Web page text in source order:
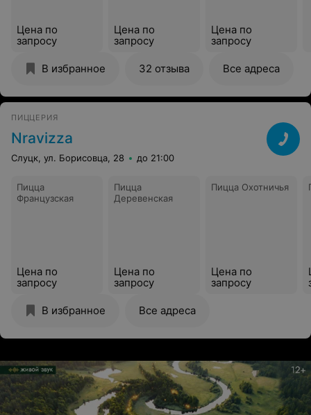
Цена по
запросу
Цена по
запросу
Цена по
запросу
В избранное 32 отзыва Все адреса
ПИЦЦЕРИЯ
Nravizza
Слуцк, ул. Борисовца, 28 до 21:00
Пицца
Французская
Цена по
запросу
Пицца
Деревенская
Цена по
запросу
Пицца Охотничья
Цена по
запросу
В избранное Все адреса